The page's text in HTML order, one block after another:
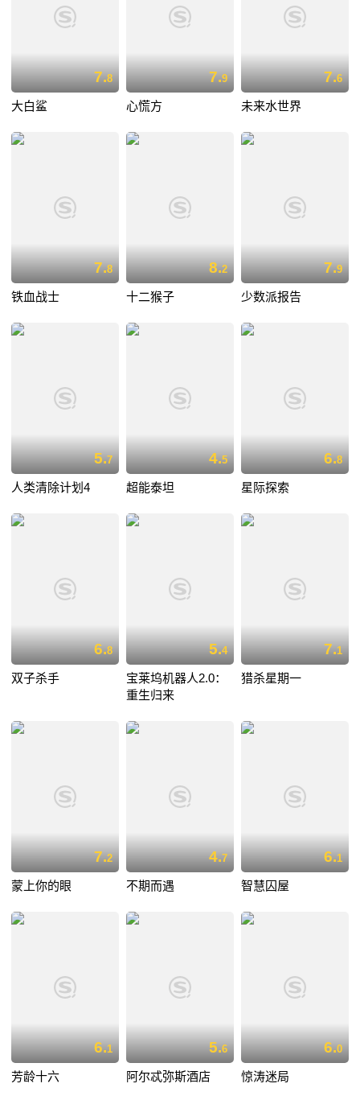
7.8
大白鲨
7.9
心慌方
7.6
未来水世界
7.8
铁血战士
8.2
十二猴子
7.9
少数派报告
5.7
人类清除计划4
4.5
超能泰坦
6.8
星际探索
6.8
双子杀手
5.4
宝莱坞机器人2.0：
重生归来
7.1
猎杀星期一
7.2
蒙上你的眼
4.7
不期而遇
6.1
智慧囚屋
6.1
芳龄十六
5.6
阿尔忒弥斯酒店
6.0
惊涛迷局